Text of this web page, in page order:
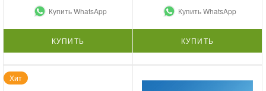
Купить WhatsApp
КУПИТЬ
Купить WhatsApp
КУПИТЬ
Хит